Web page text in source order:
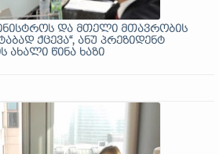
და მთელი მთავრობის
ქცევა“, ანუ პრეზიდენტ
ახალი წინა ხაზი